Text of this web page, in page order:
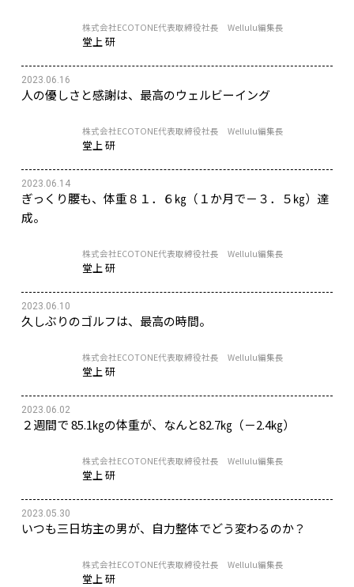
株式会社ECOTONE代表取締役社長 Wellulu編集長
堂上 研
2023.06.16
人の優しさと感謝は、最高のウェルビーイング
株式会社ECOTONE代表取締役社長 Wellulu編集長
堂上 研
2023.06.14
ぎっくり腰も、体重８１．６㎏（１か月で－３．５㎏）達
成。
株式会社ECOTONE代表取締役社長 Wellulu編集長
堂上 研
2023.06.10
久しぶりのゴルフは、最高の時間。
株式会社ECOTONE代表取締役社長 Wellulu編集長
堂上 研
2023.06.02
２週間で 85.1㎏の体重が、なんと82.7㎏（－2.4㎏）
株式会社ECOTONE代表取締役社長 Wellulu編集長
堂上 研
2023.05.30
いつも三日坊主の男が、自力整体でどう変わるのか？
株式会社ECOTONE代表取締役社長 Wellulu編集長
堂上 研